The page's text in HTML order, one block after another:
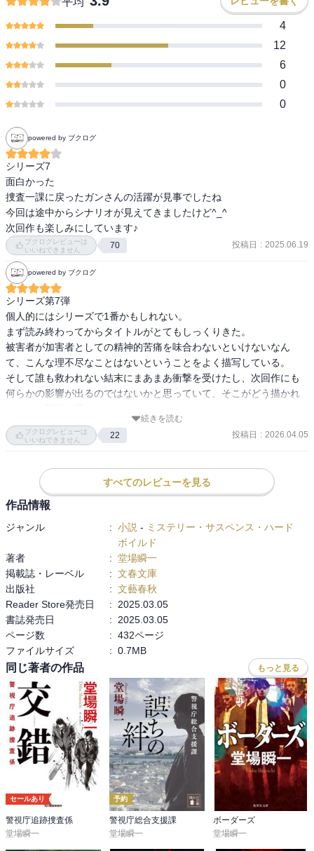
4
12
6
0
0
powered by ブクログ
シリーズ7
面白かった
捜査一課に戻ったガンさんの活躍が見事でしたね
今回は途中からシナリオが見えてきましたけど^_^
次回作も楽しみにしています♪
ブクログレビューは
いいねできません
70 投稿日 : 2025.06.19
powered by ブクログ
シリーズ第7弾
個人的にはシリーズで1番かもしれない。
まず読み終わってからタイトルがとてもしっくりきた。
被害者が加害者としての精神的苦痛を味合わないといけないなん
て、こんな理不尽なことはないということをよく描写している。
そして誰も救われない結末にまあまあ衝撃を受けたし、次回作にも
何らかの影響が出るのではないかと思っていて、そこがどう描かれ
岩倉の個性にも円熟味が増してきて、シリーズが進むごとに引き込
まれていく作品。
続きを読む
ブクログレビューは
いいねできません
22 投稿日 : 2026.04.05
すべてのレビューを見る
作品情報
ジャンル : 小説 - ミステリー・サスペンス・ハード
ボイルド
著者
: 堂場瞬一
掲載誌・レーベル
: 文春文庫
出版社
: 文藝春秋
Reader Store発売日
:
2025.03.05
書誌発売日
:
2025.03.05
ページ数
: 432ページ
ファイルサイズ
: 0.7MB
同じ著者の作品 もっと見る
セールあり
警視庁追跡捜査係
堂場瞬一
予約
警視庁総合支援課
堂場瞬一
ボーダーズ
堂場瞬一